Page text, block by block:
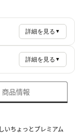
詳細を見る ▼
詳細を見る ▼
商品情報
いちょっとプレミアム